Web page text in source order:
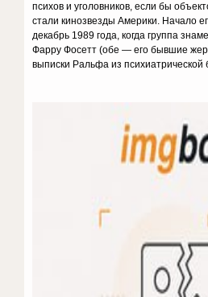
психов и уголовников, если бы
стали кинозвезды Америки. Начало
декабрь 1989 года, когда группа
Фарру Фосетт (обе — его бывшие
выписки Ральфа из психиатрической